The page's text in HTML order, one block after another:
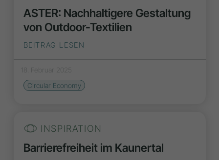
ASTER: Nachhaltigere Gestaltung
von Outdoor-Textilien
BEITRAG LESEN
18. Februar 2025
Circular Economy
INSPIRATION
Barrierefreiheit im Kaunertal